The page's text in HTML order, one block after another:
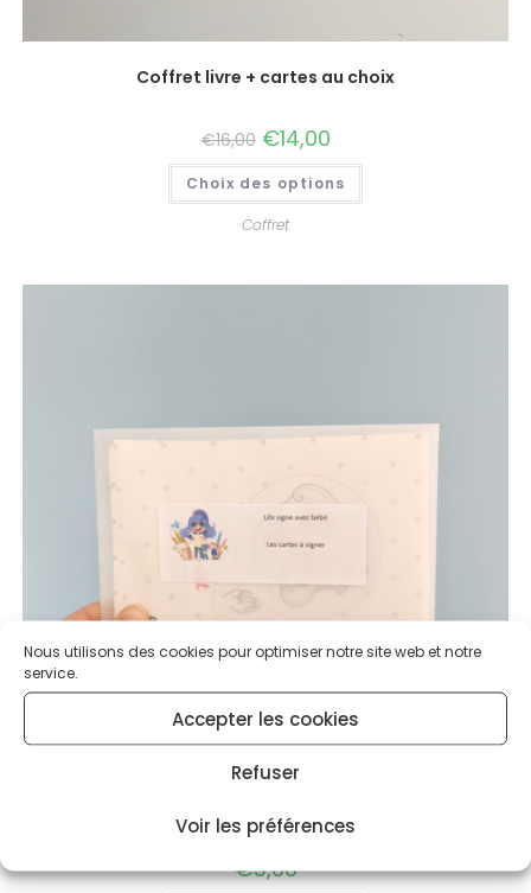
Nous utilisons des cookies pour optimiser notre site web et notre
service.
Accepter les cookies
Refuser
Voir les préférences
Coffret livre + cartes au choix
€16,00 €14,00
Choix des options
Coffret
€5,00